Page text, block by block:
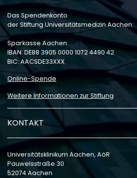
Das Spendenkonto
der Stiftung Universitätsmedizin Aachen:
Sparkasse Aachen
IBAN: DE88 3905 0000 1072 4490 42
BIC: AACSDE33XXX
Online-Spende
Weitere Informationen zur Stiftung
KONTAKT
Universitätsklinikum Aachen, AöR
Pauwelsstraße 30
52074 Aachen